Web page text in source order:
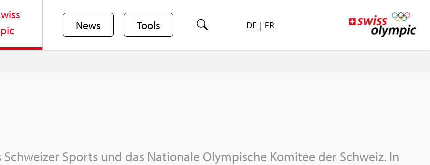
News Tools DE | FR
Sports und das Na­tio­na­le Olym­pi­sche Ko­mi­tee der Schweiz. In